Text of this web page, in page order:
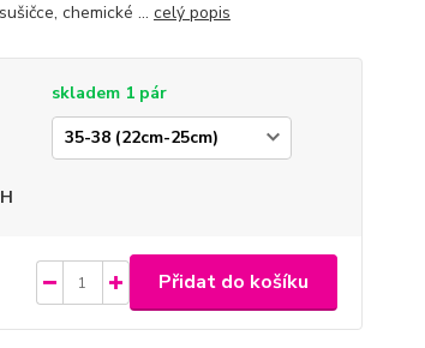
chemické ... celý popis
skladem 1 pár
Přidat do košíku